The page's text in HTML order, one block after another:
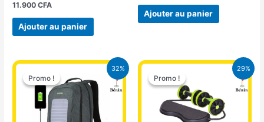
11.900CFA
Ajouter au panier
Ajouter au panier
32%
Promo !
Promo !
Le
initial
était :
32.500 CFA.
Le
prix
actuel
est :
29%
Promo !
Promo !
Le
initial
était :
13.900 CFA.
Le
9.900 CFA.